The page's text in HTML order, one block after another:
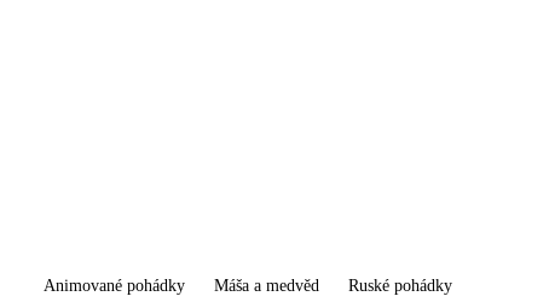
Animované pohádky Máša a medvěd Ruské pohádky